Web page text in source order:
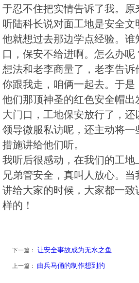
于忍不住把实情告诉了我。原
听陆科长说对面工地是安全文
他就想过去那边学点经验。谁
口，保安不给进啊。怎么办呢
想法和老李商量了，老李告诉
你跟我走，咱俩一起去。于是
他们那顶神圣的红色安全帽出
大门口，工地保安放行了，还
领导微服私访呢，还主动将一
措施讲给他们听。
我听后很感动，在我们的工地
兄弟管安全，真叫人放心。当
讲给大家的时候，大家都一致
样的！
下一篇： 让安全事故成为无水之鱼
上一篇： 由兵马俑的制作想到的